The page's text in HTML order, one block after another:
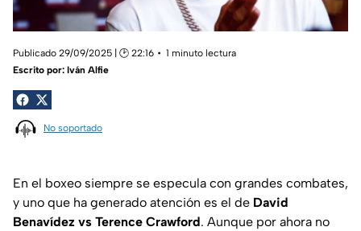
Publicado 29/09/2025 | 🕑 22:16
1 minuto lectura
Escrito por: Iván Alfie
No soportado
En el boxeo siempre se especula con grandes combates,
y uno que ha generado atención es el de David
Benavídez vs Terence Crawford. Aunque por ahora no